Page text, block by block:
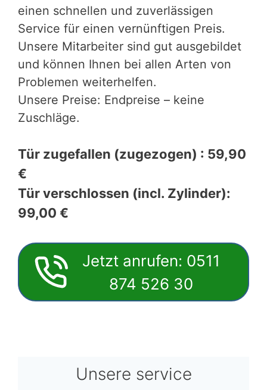
einen schnellen und zuverlässigen
Service für einen vernünftigen Preis.
Unsere Mitarbeiter sind gut ausgebildet
und können Ihnen bei allen Arten von
Problemen weiterhelfen.
Unsere Preise: Endpreise – keine
Zuschläge.
Tür zugefallen (zugezogen) : 59,90
€
Tür verschlossen (incl. Zylinder):
99,00 €
Jetzt anrufen: 0511
874 526 30
Unsere service